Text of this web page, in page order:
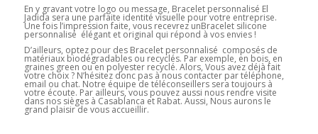
En y gravant votre logo ou message, Bracelet personnalisé El
Jadida sera une parfaite identité visuelle pour votre entreprise.
Une fois l’impression faite, vous recevrez unBracelet silicone
personnalisé élégant et original qui répond à vos envies !
D’ailleurs, optez pour des Bracelet personnalisé composés de
matériaux biodégradables ou recyclés. Par exemple, en bois, en
graines green ou en polyester recyclé. Alors, Vous avez déjà fait
votre choix ? N’hésitez donc pas à nous contacter par téléphone,
email ou chat. Notre équipe de téléconseillers sera toujours à
votre écoute. Par ailleurs, vous pouvez aussi nous rendre visite
dans nos sièges à Casablanca et Rabat. Aussi, Nous aurons le
grand plaisir de vous accueillir.